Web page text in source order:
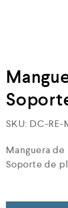
SKU: DC-RE-
Manguera de
Soporte de